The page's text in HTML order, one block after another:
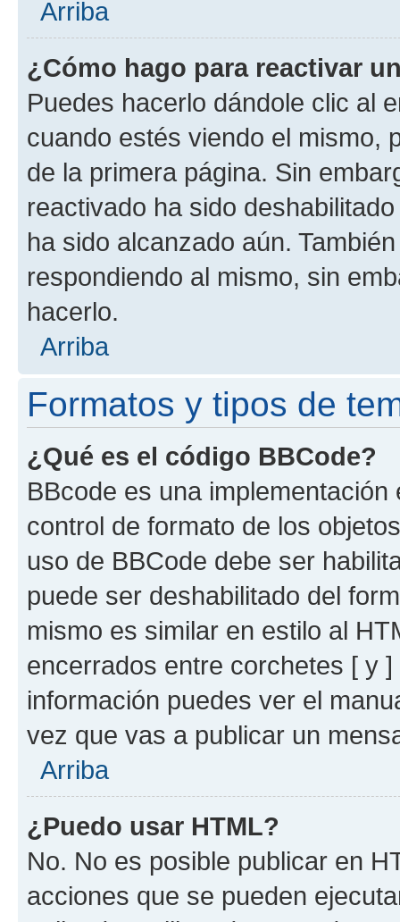
Arriba
¿Cómo hago para reactivar
Puedes hacerlo dándole clic al
cuando estés viendo el mismo,
de la primera página. Sin
reactivado ha sido
ha sido alcanzado aún.
respondiendo al mismo, sin
hacerlo.
Arriba
Formatos y tipos de
¿Qué es el código BBCode?
BBcode es una
control de formato de los
uso de BBCode debe ser
puede ser deshabilitado del
mismo es similar en estilo al
encerrados entre corchetes [ y
información puedes ver el
vez que vas a publicar un
Arriba
¿Puedo usar HTML?
No. No es posible publicar en
acciones que se pueden